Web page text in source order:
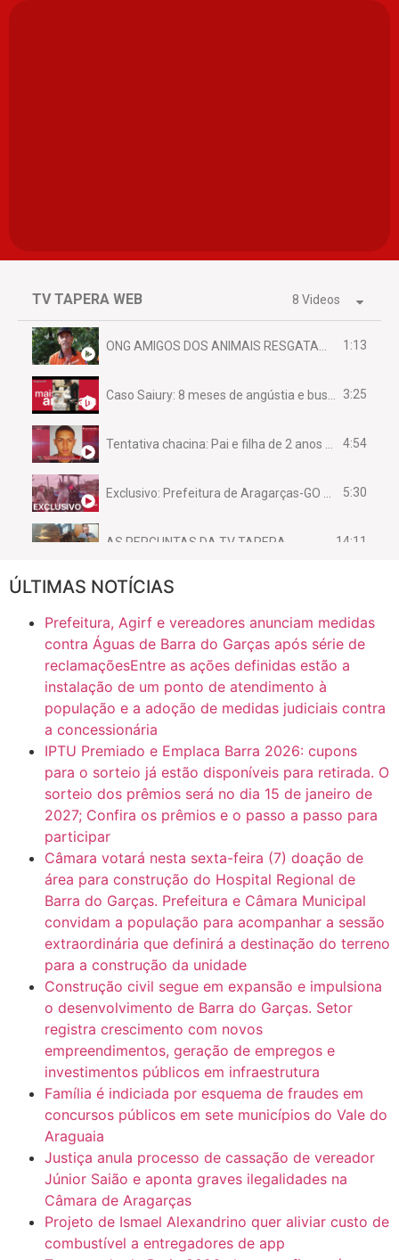
TV TAPERA WEB 8 Videos
1:13
3:25
4:54
5:30
AS PERGUNTAS DA TV TAPERA 14:11
CASO SAIURY - SEM CORTES
Mini Ginásio de Aragarças- Só a bo$ta 6:31
ÚLTIMAS NOTÍCIAS
Prefeitura, Agirf e vereadores anunciam medidas
contra Águas de Barra do Garças após série de
reclamaçõesEntre as ações definidas estão a
instalação de um ponto de atendimento à
população e a adoção de medidas judiciais contra
a concessionária
IPTU Premiado e Emplaca Barra 2026: cupons
para o sorteio já estão disponíveis para retirada. O
sorteio dos prêmios será no dia 15 de janeiro de
2027; Confira os prêmios e o passo a passo para
participar
Câmara votará nesta sexta-feira (7) doação de
área para construção do Hospital Regional de
Barra do Garças. Prefeitura e Câmara Municipal
convidam a população para acompanhar a sessão
extraordinária que definirá a destinação do terreno
para a construção da unidade
Construção civil segue em expansão e impulsiona
o desenvolvimento de Barra do Garças. Setor
registra crescimento com novos
empreendimentos, geração de empregos e
investimentos públicos em infraestrutura
Família é indiciada por esquema de fraudes em
concursos públicos em sete municípios do Vale do
Araguaia
Justiça anula processo de cassação de vereador
Júnior Saião e aponta graves ilegalidades na
Câmara de Aragarças
Projeto de Ismael Alexandrino quer aliviar custo de
combustível a entregadores de app